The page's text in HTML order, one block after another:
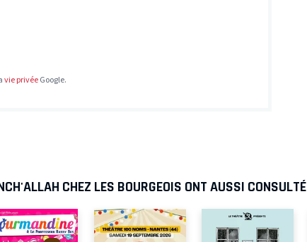
vie privéeGoogle.
CHEZ LES BOURGEOIS ONT AUSSI CONSULTÉ